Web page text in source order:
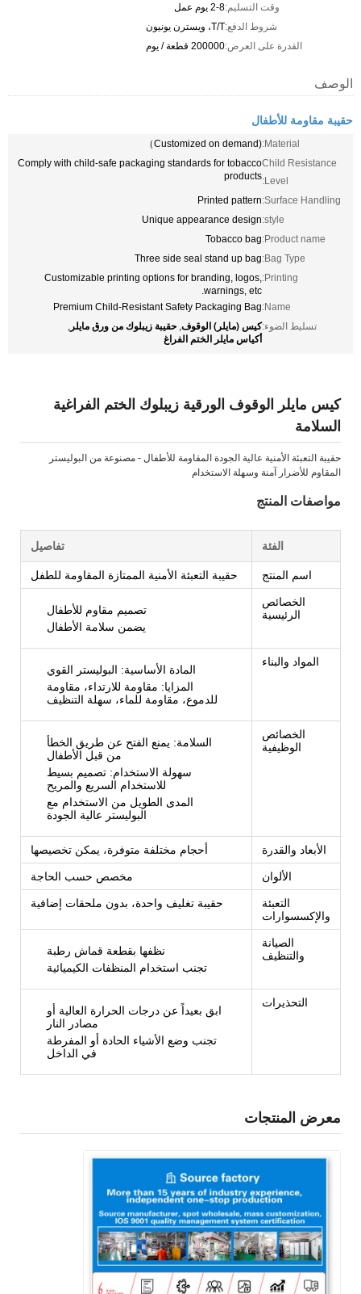
وقت التسليم:2-8 يوم عمل
شروط الدفع:T/T، ويسترن يونيون
القدرة على العرض:200000 قطعة / يوم
الوصف
حقيبة مقاومة للأطفال
Material:
(Customized on demand）
Child Resistance
Level:
Comply with child-safe packaging standards for tobacco
products
Surface Handling:
Printed pattern
style:
Unique appearance design
Product name:
Tobacco bag
Bag Type:
Three side seal stand up bag
Printing:
Customizable printing options for branding, logos,
warnings, etc.
Name:
Premium Child-Resistant Safety Packaging Bag
تسليط الضوء:كيس (مايلر) الوقوف, حقيبة زيبلوك من ورق مايلر ,
أكياس مايلر الختم الفراغ
كيس مايلر الوقوف الورقية زيبلوك الختم الفراغية
السلامة
حقيبة التعبئة الأمنية عالية الجودة المقاومة للأطفال - مصنوعة من البوليستر
المقاوم للأضرار آمنة وسهلة الاستخدام
مواصفات المنتج
الفئة تفاصيل
اسم المنتج حقيبة التعبئة الأمنية الممتازة المقاومة للطفل
الخصائص
الرئيسية
تصميم مقاوم للأطفال
يضمن سلامة الأطفال
المواد والبناء
المادة الأساسية: البوليستر القوي
المزايا: مقاومة للارتداء، مقاومة
للدموع، مقاومة للماء، سهلة التنظيف
الخصائص
الوظيفية
السلامة: يمنع الفتح عن طريق الخطأ
من قبل الأطفال
سهولة الاستخدام: تصميم بسيط
للاستخدام السريع والمريح
المدى الطويل من الاستخدام مع
البوليستر عالية الجودة
الأبعاد والقدرة أحجام مختلفة متوفرة، يمكن تخصيصها
الألوان مخصص حسب الحاجة
التعبئة
والإكسسوارات
حقيبة تغليف واحدة، بدون ملحقات إضافية
الصيانة
والتنظيف
نظفها بقطعة قماش رطبة
تجنب استخدام المنظفات الكيميائية
التحذيرات
ابق بعيداً عن درجات الحرارة العالية أو
مصادر النار
تجنب وضع الأشياء الحادة أو المفرطة
في الداخل
معرض المنتجات